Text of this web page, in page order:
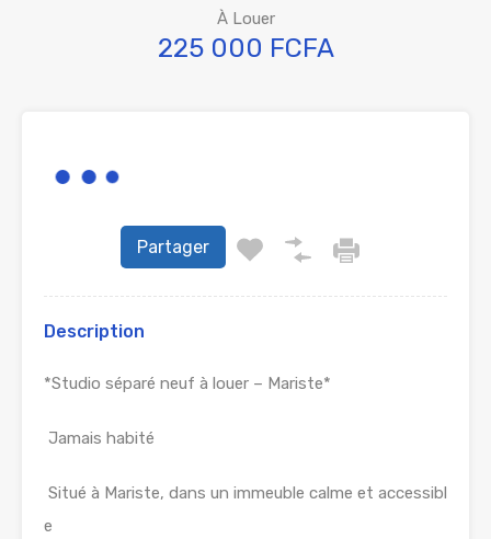
À Louer
225 000 FCFA
Partager
Description
*Studio séparé neuf à louer – Mariste*
Jamais habité
Situé à Mariste, dans un immeuble calme et accessibl
e